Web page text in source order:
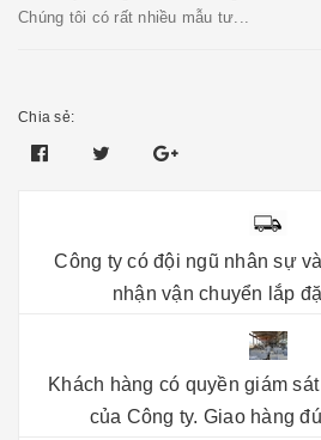
Chúng tôi có rất nhiều mẫu tư...
Chia sẻ:
Công ty có đội ngũ nhân sự
nhận vận chuyển lắp
Khách hàng có quyền giám
của Công ty. Giao hàng